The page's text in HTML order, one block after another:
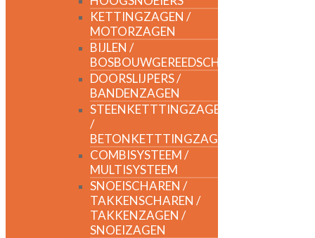
KETTINGZAGEN /
MOTORZAGEN
BIJLEN /
BOSBOUWGEREEDSCHAP
DOORSLIJPERS /
BANDENZAGEN
STEENKETTTINGZAGEN
/
BETONKETTTINGZAGEN
COMBISYSTEEM /
MULTISYSTEEM
SNOEISCHAREN /
TAKKENSCHAREN /
TAKKENZAGEN /
SNOEIZAGEN